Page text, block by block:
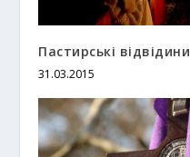
Пастирські відвідини
31.03.2015